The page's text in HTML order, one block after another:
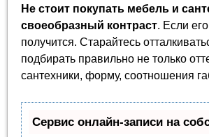
Не стоит покупать мебель и
своеобразный контраст. Если
получится. Старайтесь
подбирать правильно не только
сантехники, форму, соотношения
Сервис онлайн-записи на